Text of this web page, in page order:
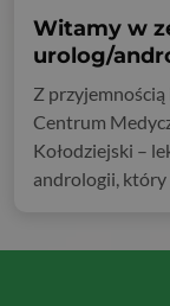
Witamy w
urolog/
Z przyjemnością
Centrum
Kołodziejski –
andrologii, który